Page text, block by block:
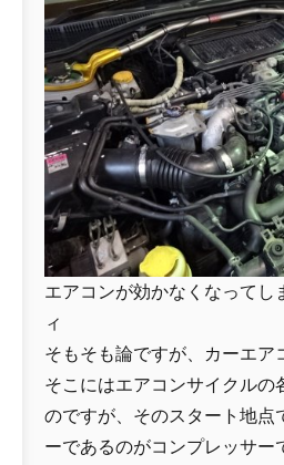
エアコンが効かなくなってし
ィ
そもそも論ですが、カーエア
そこにはエアコンサイクルの
のですが、そのスタート地点
ーであるのがコンプレッサー